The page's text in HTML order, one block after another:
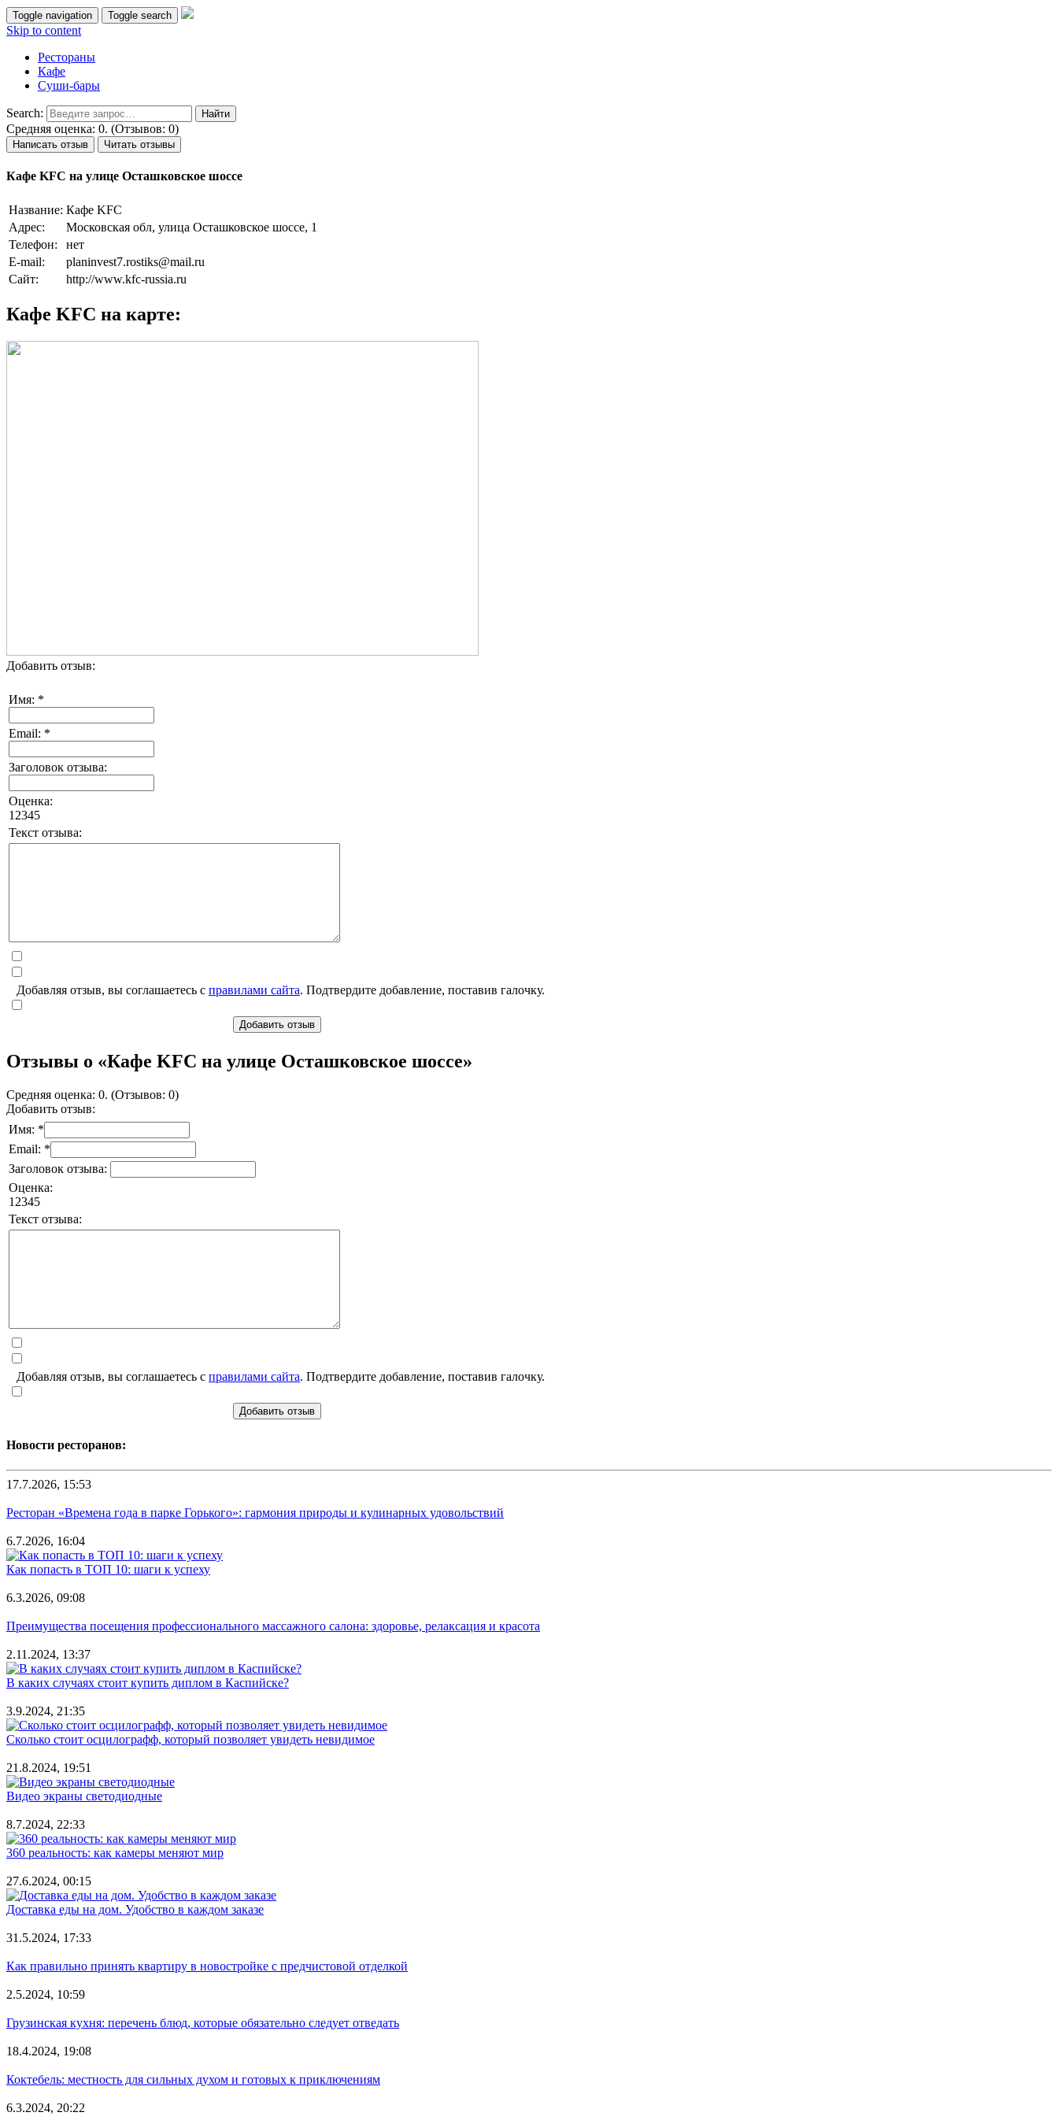
Toggle navigation Toggle search
Skip to content
Рестораны
Кафе
Суши-бары
Search:
Средняя оценка: 0. (Отзывов: 0)
Написать отзыв Читать отзывы
Кафе KFC на улице Осташковское шоссе
Название: Кафе KFC
Адрес:
Московская обл, улица Осташковское шоссе, 1
Телефон:
нет
E-mail:
planinvest7.rostiks@mail.ru
Сайт:
http://www.kfc-russia.ru
Кафе KFC на карте:
Добавить отзыв:
Имя: *
Email: *
Заголовок отзыва:
Оценка:
1 2345
Текст отзыва:
Добавляя отзыв, вы соглашаетесь с правилами сайта. Подтвердите добавление, поставив галочку.
Добавить отзыв
Отзывы о «Кафе KFC на улице Осташковское шоссе»
Средняя оценка: 0. (Отзывов: 0)
Добавить отзыв:
Имя: *
Email: *
Заголовок отзыва:
Оценка:
1 2345
Текст отзыва:
Добавляя отзыв, вы соглашаетесь с правилами сайта. Подтвердите добавление, поставив галочку.
Добавить отзыв
Новости ресторанов:
17.7.2026, 15:53
Ресторан «Времена года в парке Горького»: гармония природы и кулинарных удовольствий
6.7.2026, 16:04
Как попасть в ТОП 10: шаги к успеху
6.3.2026, 09:08
Преимущества посещения профессионального массажного салона: здоровье, релаксация и красота
2.11.2024, 13:37
В каких случаях стоит купить диплом в Каспийске?
3.9.2024, 21:35
Сколько стоит осцилографф, который позволяет увидеть невидимое
21.8.2024, 19:51
Видео экраны светодиодные
8.7.2024, 22:33
360 реальность: как камеры меняют мир
27.6.2024, 00:15
Доставка еды на дом. Удобство в каждом заказе
31.5.2024, 17:33
Как правильно принять квартиру в новостройке с предчистовой отделкой
2.5.2024, 10:59
Грузинская кухня: перечень блюд, которые обязательно следует отведать
18.4.2024, 19:08
Коктебель: местность для сильных духом и готовых к приключениям
6.3.2024, 20:22